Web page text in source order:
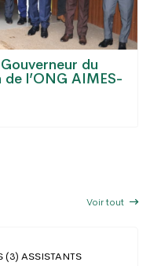
du
l’ONG AIMES-
Voir tout
(3) ASSISTANTS